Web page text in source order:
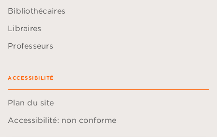
Bibliothécaires
Libraires
Professeurs
ACCESSIBILITÉ
Plan du site
Accessibilité: non conforme